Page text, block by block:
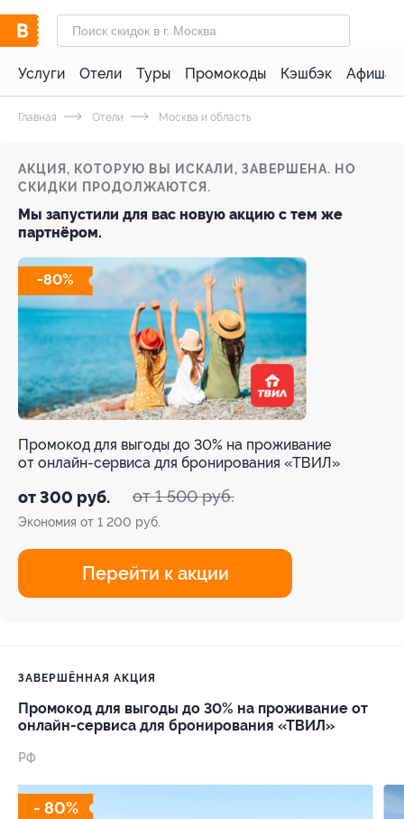
Услуги Отели Туры Промокоды Кэшбэк Афиша
Главная Отели Москва и область
АКЦИЯ, КОТОРУЮ ВЫ ИСКАЛИ, ЗАВЕРШЕНА. НО
СКИДКИ ПРОДОЛЖАЮТСЯ.
Мы запустили для вас новую акцию с тем же
партнёром.
-80%
Промокод для выгоды до 30% на проживание
от онлайн-сервиса для бронирования «ТВИЛ»
от 300 руб. от 1 500 руб.
Экономия от 1 200 руб.
Перейти к акции
ЗАВЕРШЁННАЯ АКЦИЯ
Промокод для выгоды до 30% на проживание от
онлайн-сервиса для бронирования «ТВИЛ»
РФ
- 80%